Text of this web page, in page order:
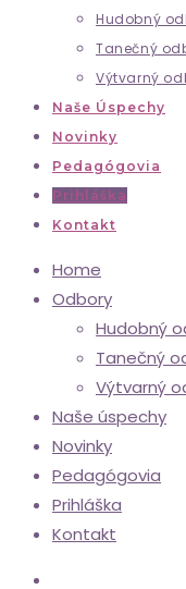
Hudobný
Tanečný
Výtvarný
Naše Úspechy
Novinky
Pedagógovia
Prihláška
Kontakt
Home
Odbory
Hudobný
Tanečný
Výtvarný
Naše úspechy
Novinky
Pedagógovia
Prihláška
Kontakt